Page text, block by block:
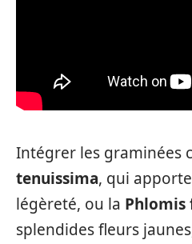
Intégrer les graminées
tenuissima, qui
légèreté, ou la Phlomis
splendides fleurs